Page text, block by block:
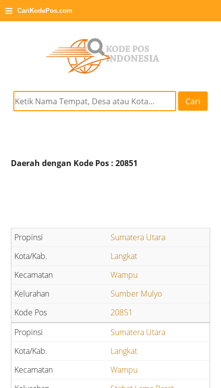
≡ CariKodePos.com
Cari
Daerah dengan Kode Pos : 20851
Sumatera Utara
Langkat
Wampu
Sumber Mulyo
20851
Sumatera Utara
Langkat
Wampu